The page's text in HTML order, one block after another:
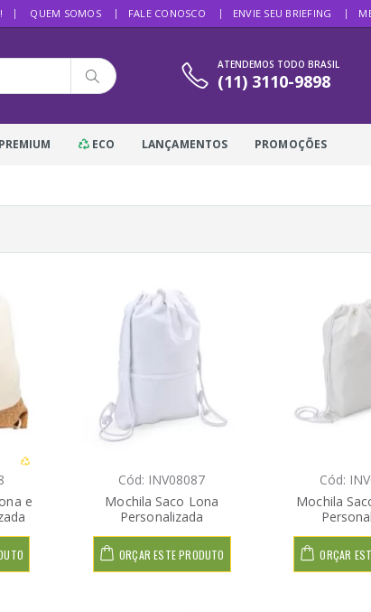
QUEM SOMOS FALE CONOSCO ENVIE SEU BRIEFING
ATENDEMOS TODO BRASIL
(11) 3110-9898
ECO LANÇAMENTOS PROMOÇÕES
e
Cód: INV08087
Mochila Saco Lona
Personalizada
ORÇAR ESTE PRODUTO
Cód:
Mochila
ORÇAR